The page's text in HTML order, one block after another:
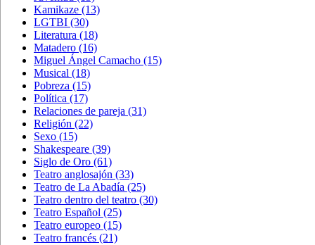
Kamikaze (13)
LGTBI (30)
Literatura (18)
Matadero (16)
Miguel Ángel Camacho (15)
Musical (18)
Pobreza (15)
Política (17)
Relaciones de pareja (31)
Religión (22)
Sexo (15)
Shakespeare (39)
Siglo de Oro (61)
Teatro anglosajón (33)
Teatro de La Abadía (25)
Teatro dentro del teatro (30)
Teatro Español (25)
Teatro europeo (15)
Teatro francés (21)